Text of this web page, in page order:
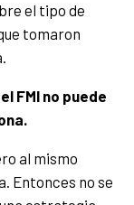
el tipo de
tomaron
FMI no puede
al mismo
Entonces no se